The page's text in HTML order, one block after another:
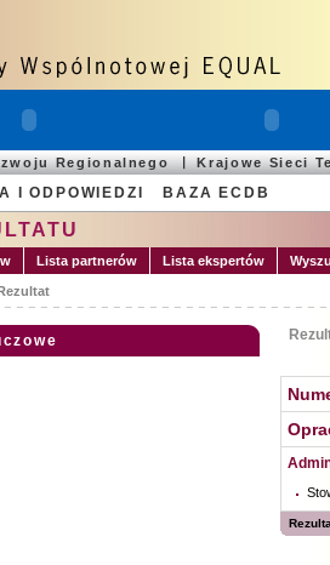
Regionalnego Krajowe Sieci
I ODPOWIEDZI BAZA ECDB
Lista partnerów Lista ekspertów